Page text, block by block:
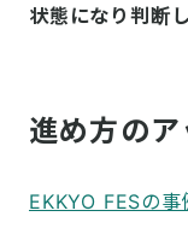
状態になり判断
進め方の
EKKYO FESの事